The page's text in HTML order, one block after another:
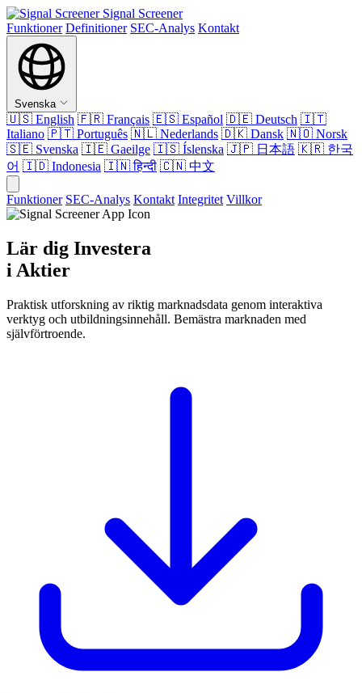
Signal Screener
Funktioner Definitioner SEC-Analys Kontakt
Svenska
🇺🇸 English 🇫🇷 Français 🇪🇸 Español 🇩🇪 Deutsch 🇮🇹
Italiano 🇵🇹 Português 🇳🇱 Nederlands 🇩🇰 Dansk 🇳🇴 Norsk
🇸🇪 Svenska 🇮🇪 Gaeilge 🇮🇸 Íslenska 🇯🇵 日本語 🇰🇷 한국
어 🇮🇩 Indonesia 🇮🇳हिन्दी 🇨🇳 中文
Funktioner SEC-Analys Kontakt Integritet Villkor
Lär dig Investera
i Aktier
Praktisk utforskning av riktig marknadsdata genom interaktiva
verktyg och utbildningsinnehåll. Bemästra marknaden med
självförtroende.